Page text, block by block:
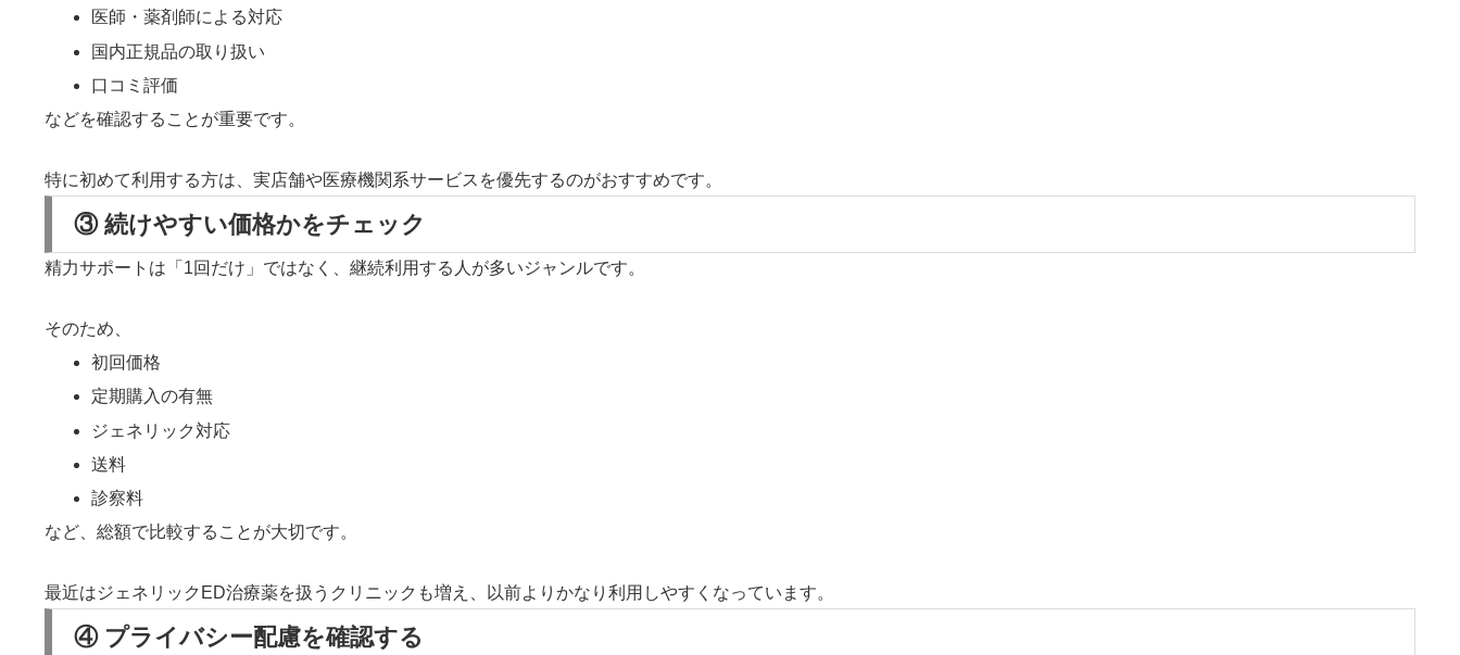
医師・薬剤師による対応
国内正規品の取り扱い
口コミ評価
などを確認することが重要です。
特に初めて利用する方は、実店舗や医療機関系サービスを優先するのがおすすめです。
③ 続けやすい価格かをチェック
精力サポートは「1回だけ」ではなく、継続利用する人が多いジャンルです。
そのため、
初回価格
定期購入の有無
ジェネリック対応
送料
診察料
など、総額で比較することが大切です。
最近はジェネリックED治療薬を扱うクリニックも増え、以前よりかなり利用しやすくなっています。
④ プライバシー配慮を確認する